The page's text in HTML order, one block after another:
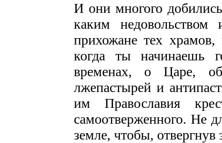
И они многого
каким недовольством
прихожане тех храмов,
когда ты начинаешь
временах, о Царе,
лжепастырей и
им Православия
самоотверженного. Не
земле, чтобы, отвергнув